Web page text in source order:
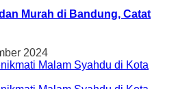
Murah di Bandung, Catat
2024